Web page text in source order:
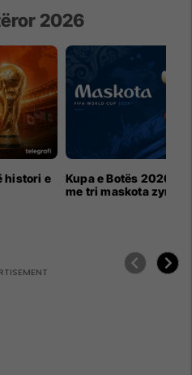
2026
histori e
Kupa e Botës 2026
me tri maskota zyrtare